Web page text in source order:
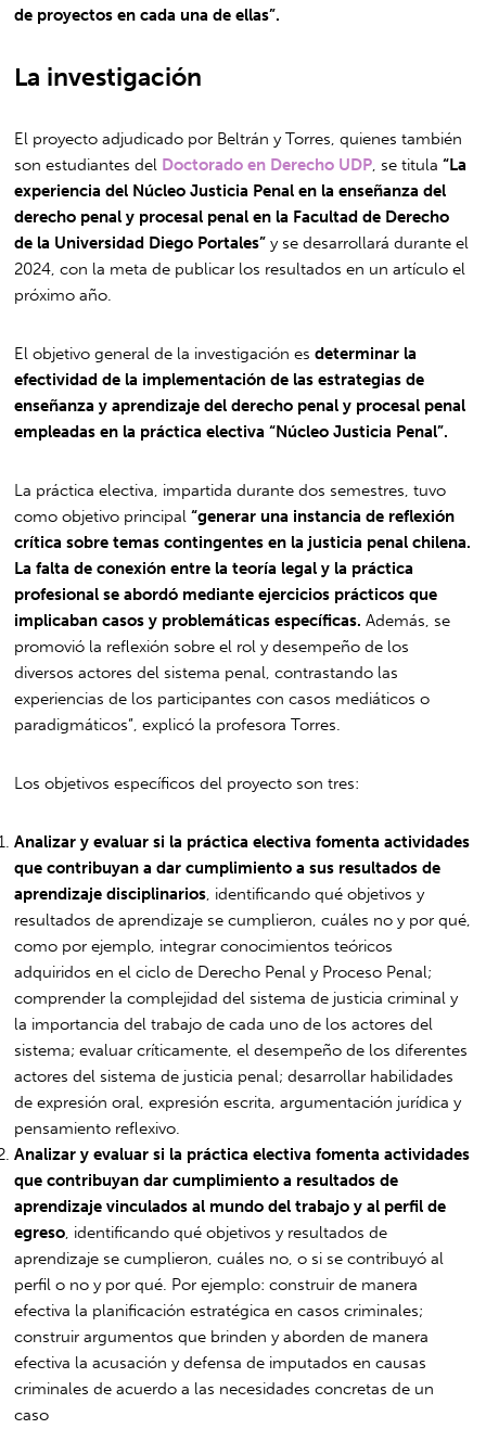
de proyectos en cada una de ellas”.
La investigación
El proyecto adjudicado por Beltrán y Torres, quienes también
son estudiantes del Doctorado en Derecho UDP , se titula“La
experiencia del Núcleo Justicia Penal en la enseñanza del
derecho penal y procesal penal en la Facultad de Derecho
de la Universidad Diego Portales” y se desarrollará durante el
2024, con la meta de publicar los resultados en un artículo el
próximo año.
El objetivo general de la investigación esdeterminar la
efectividad de la implementación de las estrategias de
enseñanza y aprendizaje del derecho penal y procesal penal
empleadas en la práctica electiva “Núcleo Justicia Penal”.
La práctica electiva, impartida durante dos semestres, tuvo
como objetivo principal“generar una instancia de reflexión
crítica sobre temas contingentes en la justicia penal chilena.
La falta de conexión entre la teoría legal y la práctica
profesional se abordó mediante ejercicios prácticos que
implicaban casos y problemáticas específicas. Además, se
promovió la reflexión sobre el rol y desempeño de los
diversos actores del sistema penal, contrastando las
experiencias de los participantes con casos mediáticos o
paradigmáticos”, explicó la profesora Torres.
Los objetivos específicos del proyecto son tres:
Analizar y evaluar si la práctica electiva fomenta actividades
que contribuyan a dar cumplimiento a sus resultados de
aprendizaje disciplinarios , identificando qué objetivos y
resultados de aprendizaje se cumplieron, cuáles no y por qué,
como por ejemplo, integrar conocimientos teóricos
adquiridos en el ciclo de Derecho Penal y Proceso Penal;
comprender la complejidad del sistema de justicia criminal y
la importancia del trabajo de cada uno de los actores del
sistema; evaluar críticamente, el desempeño de los diferentes
actores del sistema de justicia penal; desarrollar habilidades
de expresión oral, expresión escrita, argumentación jurídica y
pensamiento reflexivo.
Analizar y evaluar si la práctica electiva fomenta actividades
que contribuyan dar cumplimiento a resultados de
aprendizaje vinculados al mundo del trabajo y al perfil de
egreso , identificando qué objetivos y resultados de
aprendizaje se cumplieron, cuáles no, o si se contribuyó al
perfil o no y por qué. Por ejemplo: construir de manera
efectiva la planificación estratégica en casos criminales;
construir argumentos que brinden y aborden de manera
efectiva la acusación y defensa de imputados en causas
criminales de acuerdo a las necesidades concretas de un
caso